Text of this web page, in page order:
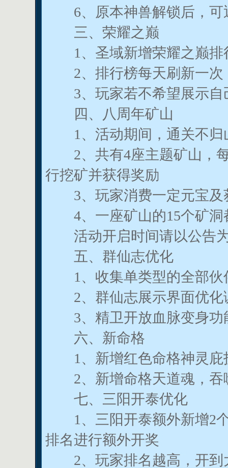
6、原本神兽解锁后，可
三、荣耀之巅
1、圣域新增荣耀之巅排
2、排行榜每天刷新一次
3、玩家若不希望展示自
四、八周年矿山
1、活动期间，通关不归
2、共有4座主题矿山，每
行挖矿并获得奖励
3、玩家消费一定元宝及
4、一座矿山的15个矿洞
活动开启时间请以公告
五、群仙志优化
1、收集单类型的全部伙
2、群仙志展示界面优化
3、精卫开放血脉变身功
六、新命格
1、新增红色命格神灵庇
2、新增命格天道魂，吞
七、三阳开泰优化
1、三阳开泰额外新增2个
排名进行额外开奖
2、玩家排名越高，开到